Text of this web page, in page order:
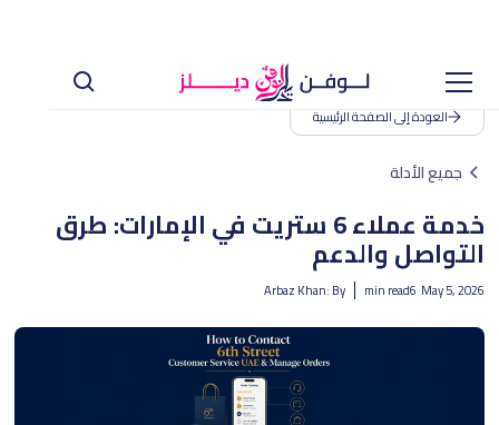
العودة إلى الصفحة الرئيسية
جميع الأدلة
خدمة عملاء 6 ستريت في الإمارات: طرق
التواصل والدعم
May 5, 2026
6
min read
By :
Arbaz Khan